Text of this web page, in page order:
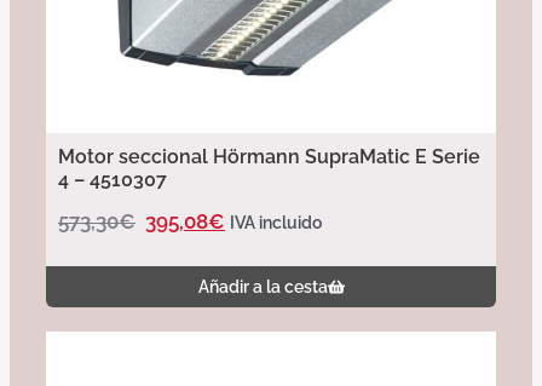
Motor seccional Hörmann SupraMatic E Serie
4 – 4510307
573,30€ 395,08€ IVA incluido
Añadir a la cesta